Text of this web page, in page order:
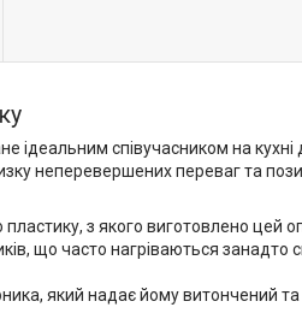
співучасником на
неперевершених переваг та
з якого виготовлено цей
що часто нагріваються
який надає йому витончений